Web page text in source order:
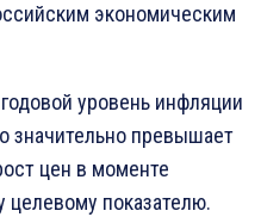
экономическим
уровень инфляции
значительно превышает
цен в моменте
целевому показателю.